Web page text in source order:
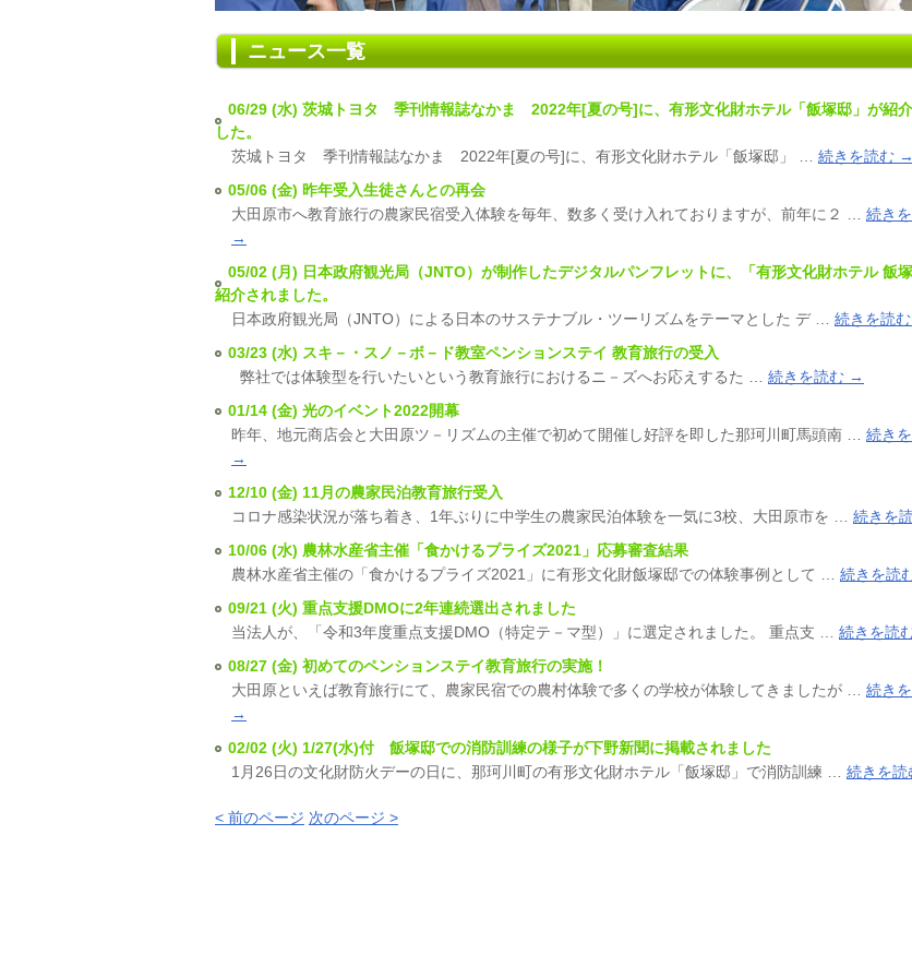
ニュース一覧
06/29 (水) 茨城トヨタ 季刊情報誌なかま 2022年[夏の号]に、有形文化財ホテル「飯塚邸」が紹介
した。
茨城トヨタ 季刊情報誌なかま 2022年[夏の号]に、有形文化財ホテル「飯塚邸」 … 続きを読む →
05/06 (金) 昨年受入生徒さんとの再会
大田原市へ教育旅行の農家民宿受入体験を毎年、数多く受け入れておりますが、前年に２ … 続き
→
05/02 (月) 日本政府観光局（JNTO）が制作したデジタルパンフレットに、「有形文化財ホテル 飯
紹介されました。
日本政府観光局（JNTO）による日本のサステナブル・ツーリズムをテーマとした デ … 続きを読む
03/23 (水) スキ－・スノ－ボ－ド教室ペンションステイ 教育旅行の受入
弊社では体験型を行いたいという教育旅行におけるニ－ズへお応えするた … 続きを読む →
01/14 (金) 光のイベント2022開幕
昨年、地元商店会と大田原ツ－リズムの主催で初めて開催し好評を即した那珂川町馬頭南 … 続き
→
12/10 (金) 11月の農家民泊教育旅行受入
コロナ感染状況が落ち着き、1年ぶりに中学生の農家民泊体験を一気に3校、大田原市を … 続きを
10/06 (水) 農林水産省主催「食かけるプライズ2021」応募審査結果
農林水産省主催の「食かけるプライズ2021」に有形文化財飯塚邸での体験事例として … 続きを読
09/21 (火) 重点支援DMOに2年連続選出されました
当法人が、「令和3年度重点支援DMO（特定テ－マ型）」に選定されました。 重点支 … 続きを読
08/27 (金) 初めてのペンションステイ教育旅行の実施！
大田原といえば教育旅行にて、農家民宿での農村体験で多くの学校が体験してきましたが … 続き
→
02/02 (火) 1/27(水)付 飯塚邸での消防訓練の様子が下野新聞に掲載されました
1月26日の文化財防火デーの日に、那珂川町の有形文化財ホテル「飯塚邸」で消防訓練 … 続きを読
< 前のページ 次のページ >